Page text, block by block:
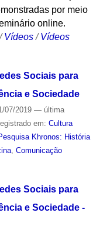
por meio
online.
Vídeos /Vídeos
Sociais para
e Sociedade
07/2019 — última
em: Cultura
Khronos: História
, Comunicação
Sociais para
e Sociedade -